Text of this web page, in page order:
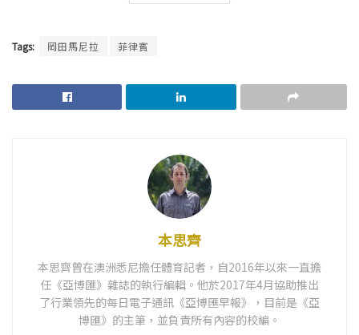
Tags: 岡田馬尼拉 菲律賓
本思齊
本思齊曾在澳洲悉尼擔任體育記者，自2016年以來一直擔
任《亞博匯》雜誌的執行編輯。他於2017年4月協助推出
了行業領先的每日電子通訊《亞博匯早報》，目前是《亞
博匯》的主筆，並負責所有內容的校編。